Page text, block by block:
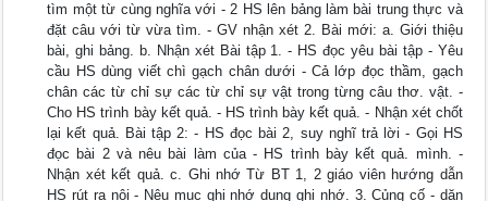
tìm một từ cùng nghĩa với - 2 HS lên bảng làm bài trung thực và
đặt câu với từ vừa tìm. - GV nhận xét 2. Bài mới: a. Giới thiệu
bài, ghi bảng. b. Nhận xét Bài tập 1. - HS đọc yêu bài tập - Yêu
cầu HS dùng viết chì gạch chân dưới - Cả lớp đọc thầm, gạch
chân các từ chỉ sự các từ chỉ sự vật trong từng câu thơ. vật. -
Cho HS trình bày kết quả. - HS trình bày kết quả. - Nhận xét chốt
lại kết quả. Bài tập 2: - HS đọc bài 2, suy nghĩ trả lời - Gọi HS
đọc bài 2 và nêu bài làm của - HS trình bày kết quả. mình. -
Nhận xét kết quả. c. Ghi nhớ Từ BT 1, 2 giáo viên hướng dẫn
HS rút ra nội - Nêu mục ghi nhớ dung ghi nhớ. 3. Củng cố - dặn